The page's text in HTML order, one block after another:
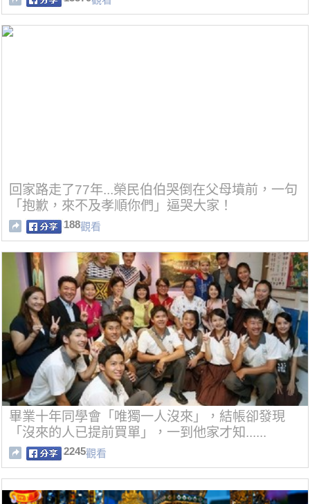
回家路走了77年...榮民伯伯哭倒在父母墳前，一句
「抱歉，來不及孝順你們」逼哭大家！
188觀看
畢業十年同學會「唯獨一人沒來」，結帳卻發現
「沒來的人已提前買單」，一到他家才知......
2245觀看